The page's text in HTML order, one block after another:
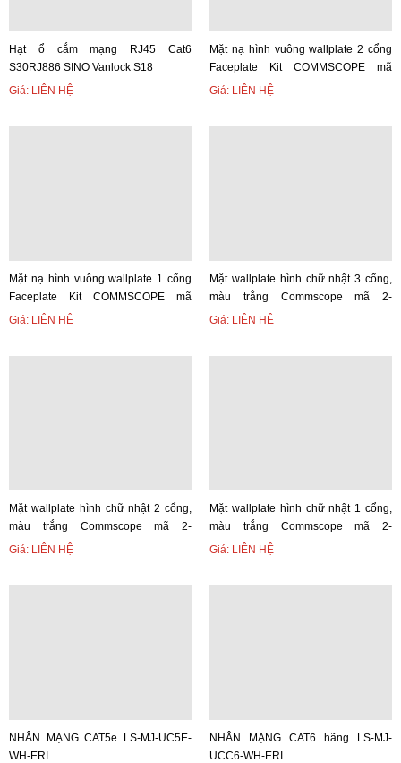
Hạt ổ cắm mạng RJ45 Cat6
S30RJ886 SINO Vanlock S18
Giá: LIÊN HỆ
Mặt nạ hình vuông wallplate 2 cổng
Faceplate Kit COMMSCOPE mã
760245389
Giá: LIÊN HỆ
Mặt nạ hình vuông wallplate 1 cổng
Faceplate Kit COMMSCOPE mã
760245388
Giá: LIÊN HỆ
Mặt wallplate hình chữ nhật 3 cổng,
màu trắng Commscope mã 2-
1427030-3
Giá: LIÊN HỆ
Mặt wallplate hình chữ nhật 2 cổng,
màu trắng Commscope mã 2-
1427030-2
Giá: LIÊN HỆ
Mặt wallplate hình chữ nhật 1 cổng,
màu trắng Commscope mã 2-
1427030-1
Giá: LIÊN HỆ
NHÂN MẠNG CAT5e LS-MJ-UC5E-
WH-ERI
NHÂN MẠNG CAT6 hãng LS-MJ-
UCC6-WH-ERI